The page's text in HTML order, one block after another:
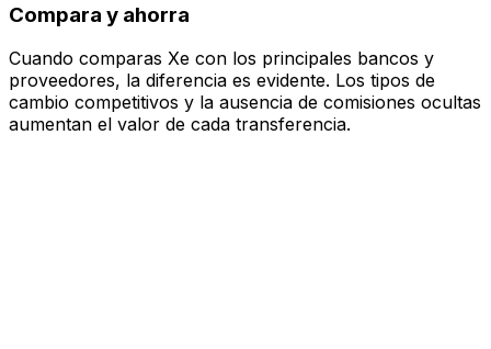
Compara y ahorra
Cuando comparas Xe con los principales bancos y
proveedores, la diferencia es evidente. Los tipos de
cambio competitivos y la ausencia de comisiones ocultas
aumentan el valor de cada transferencia.